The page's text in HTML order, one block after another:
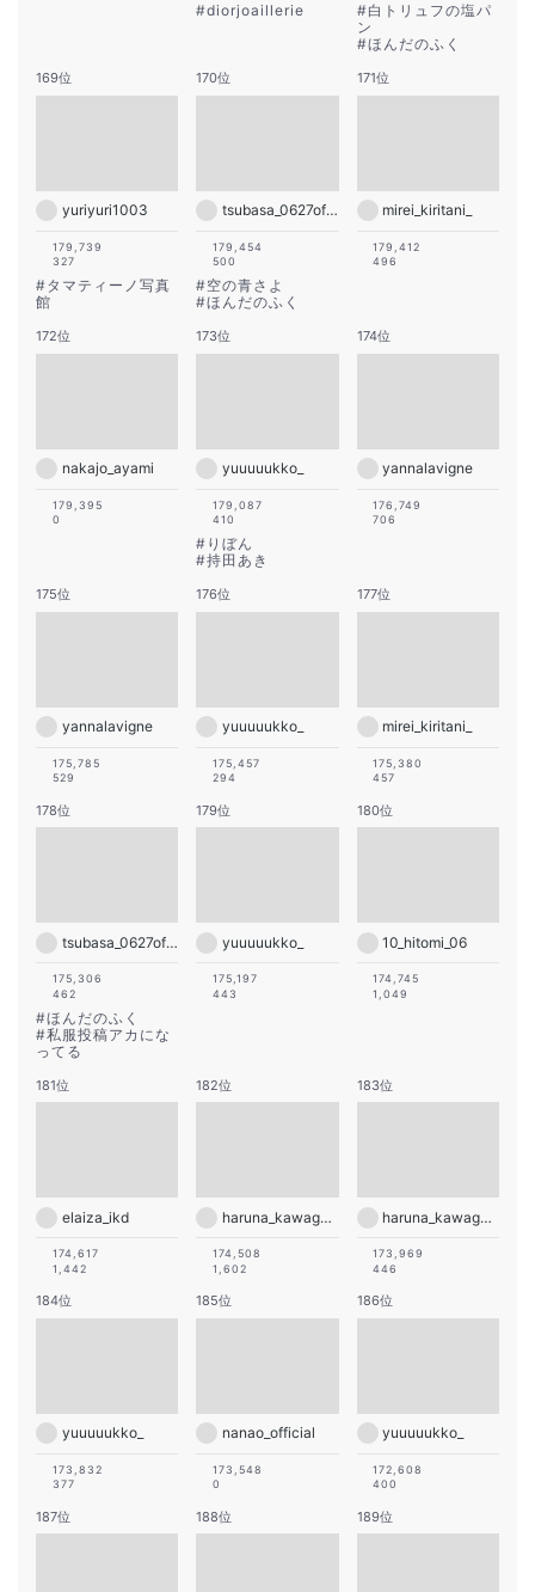
#diorjoaillerie #白トリュフの塩パ
ン
#ほんだのふく
169位
yuriyuri1003
179,739
327
#タマティーノ写真
館
170位
tsubasa_0627official
179,454
500
#空の青さよ
#ほんだのふく
171位
mirei_kiritani_
179,412
496
172位
nakajo_ayami
179,395
0
173位
yuuuuukko_
179,087
410
# りぼん
#持田あき
174位
yannalavigne
176,749
706
175位
yannalavigne
175,785
529
176位
yuuuuukko_
175,457
294
177位
mirei_kiritani_
175,380
457
178位
tsubasa_0627official
175,306
462
#ほんだのふく
#私服投稿アカにな
ってる
179位
yuuuuukko_
175,197
443
180位
10_hitomi_06
174,745
1,049
181位
elaiza_ikd
174,617
1,442
182位
haruna_kawaguchi_official
174,508
1,602
183位
haruna_kawaguchi_official
173,969
446
184位
yuuuuukko_
173,832
377
185位
nanao_official
173,548
0
186位
yuuuuukko_
172,608
400
187位 188位 189位